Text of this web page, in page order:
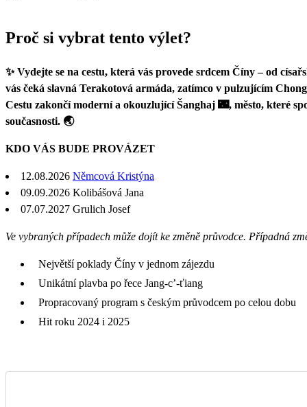
Proč si vybrat tento výlet?
✨ Vydejte se na cestu, která vás provede srdcem Číny – od
vás čeká slavná Terakotová armáda, zatímco v pulzujícím
Cestu zakončí moderní a okouzlující Šanghaj 🌃, město, které
současnosti. 🌏
KDO VÁS BUDE PROVÁZET
12.08.2026 Němcová Kristýna
09.09.2026 Kolibášová Jana
07.07.2027 Grulich Josef
Ve vybraných případech může dojít ke změně průvodce. Případná
Největší poklady Číny v jednom zájezdu
Unikátní plavba po řece Jang-c’-ťiang
Propracovaný program s českým průvodcem po celou dobu
Hit roku 2024 i 2025